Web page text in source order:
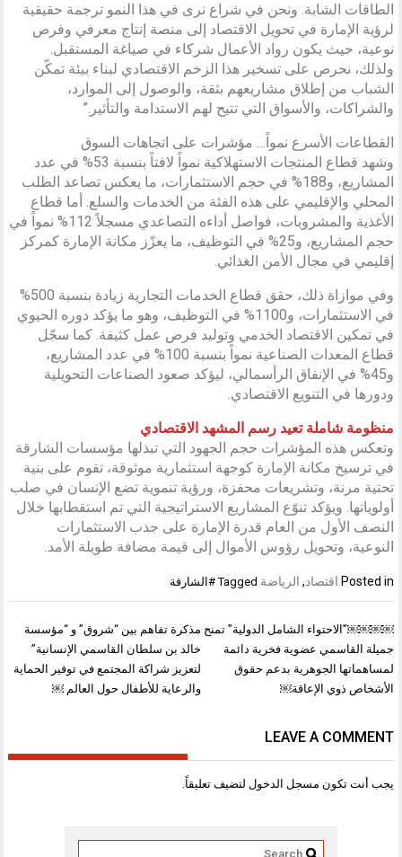
الطاقات الشابة. ونحن في شراع نرى في هذا النمو ترجمة حقيقية
لرؤية الإمارة في تحويل الاقتصاد إلى منصة إنتاج معرفي وفرص
نوعية، حيث يكون رواد الأعمال شركاء في صياغة المستقبل.
ولذلك، نحرص على تسخير هذا الزخم الاقتصادي لبناء بيئة تمكّن
الشباب من إطلاق مشاريعهم بثقة، والوصول إلى الموارد،
والشراكات، والأسواق التي تتيح لهم الاستدامة والتأثير.”
القطاعات الأسرع نمواً… مؤشرات على اتجاهات السوق
وشهد قطاع المنتجات الاستهلاكية نمواً لافتاً بنسبة 53% في عدد
المشاريع، و188% في حجم الاستثمارات، ما يعكس تصاعد الطلب
المحلي والإقليمي على هذه الفئة من الخدمات والسلع. أما قطاع
الأغذية والمشروبات، فواصل أداءه التصاعدي مسجلاً 112% نمواً في
حجم المشاريع، و25% في التوظيف، ما يعزّز مكانة الإمارة كمركز
إقليمي في مجال الأمن الغذائي.
وفي موازاة ذلك، حقق قطاع الخدمات التجارية زيادة بنسبة 500%
في الاستثمارات، و1100% في التوظيف، وهو ما يؤكد دوره الحيوي
في تمكين الاقتصاد الخدمي وتوليد فرص عمل كثيفة. كما سجّل
قطاع المعدات الصناعية نمواً بنسبة 100% في عدد المشاريع،
و45% في الإنفاق الرأسمالي، ليؤكد صعود الصناعات التحويلية
ودورها في التنويع الاقتصادي.
منظومة شاملة تعيد رسم المشهد الاقتصادي
وتعكس هذه المؤشرات حجم الجهود التي تبذلها مؤسسات الشارقة
في ترسيخ مكانة الإمارة كوجهة استثمارية موثوقة، تقوم على بنية
تحتية مرنة، وتشريعات محفزة، ورؤية تنموية تضع الإنسان في صلب
أولوياتها. ويؤكد تنوّع المشاريع الاستراتيجية التي تم استقطابها خلال
النصف الأول من العام قدرة الإمارة على جذب الاستثمارات
النوعية، وتحويل رؤوس الأموال إلى قيمة مضافة طويلة الأمد.
Posted in اقتصاد, الرياضة Tagged #الشارقة
تصفّح
المقالات
مذكرة تفاهم بين “شروق” و “مؤسسة
خالد بن سلطان القاسمي الإنسانية”
لتعزيز شراكة المجتمع في توفير الحماية
والرعاية للأطفال حول العالم ￼
￼￼￼￼”الاحتواء الشامل الدولية” تمنح
جميلة القاسمي عضوية فخرية دائمة
لمساهماتها الجوهرية بدعم حقوق
الأشخاص ذوي الإعاقة￼
LEAVE A COMMENT
يجب أنت تكون مسجل الدخول لتضيف تعليقاً.